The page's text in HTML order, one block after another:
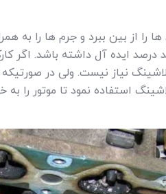
را از بین ببرد و جرم ها را به
استفاده نمود تا موتور را